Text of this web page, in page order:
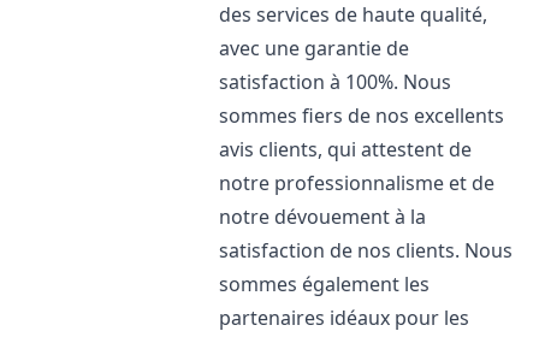
des services de haute qualité,
avec une garantie de
satisfaction à 100%. Nous
sommes fiers de nos excellents
avis clients, qui attestent de
notre professionnalisme et de
notre dévouement à la
satisfaction de nos clients. Nous
sommes également les
partenaires idéaux pour les